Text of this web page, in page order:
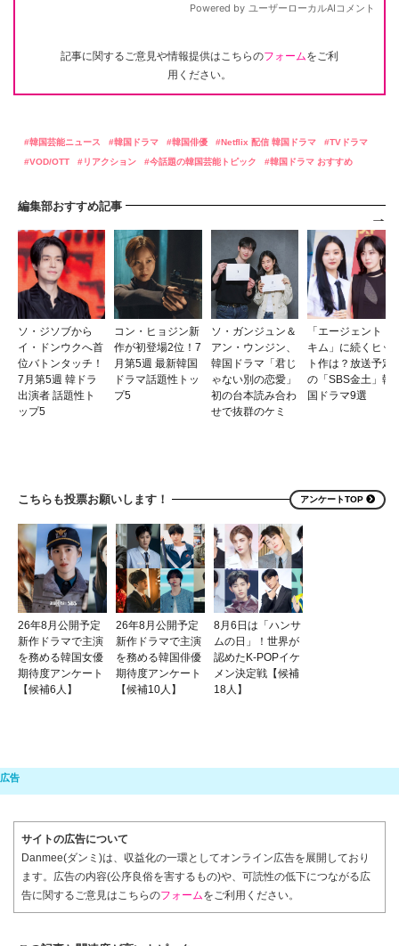
ソ・ジソブから
イ・ドンウクへ首
位バトンタッチ！
7月第5週 韓ドラ
出演者 話題性ト
ップ5
コン・ヒョジン新
作が初登場2位！7
月第5週 最新韓国
ドラマ話題性トッ
プ5
アン・ウンジン、
韓国ドラマ「君じ
ゃない別の恋愛」
初の台本読み合わ
せで抜群のケミ
キム」に続くヒッ
ト作は？放送予定
の「SBS金土」韓
国ドラマ9選
こちらも投票お願いします！ アンケートTOP
26年8月公開予定
新作ドラマで主演
を務める韓国女優
期待度アンケート
【候補6人】
26年8月公開予定
新作ドラマで主演
を務める韓国俳優
期待度アンケート
【候補10人】
8月6日は「ハンサ
ムの日」！世界が
認めたK-POPイケ
メン決定戦【候補
18人】
この記事と関連度が高いトピック